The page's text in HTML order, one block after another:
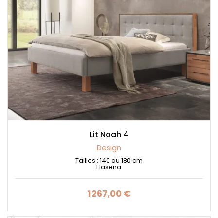
Lit Noah 4
Design
Tailles : 140 au 180 cm
Hasena
Prix
1 267,00 €